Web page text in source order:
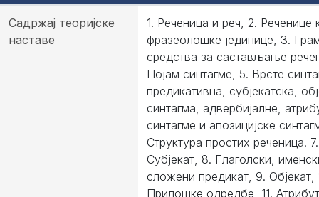
Садржај теоријске
наставе
1. Реченица и реч, 2. Реченице
фразеолошке јединице, 3.
средства за састављање
Појам синтагме, 5. Врсте
предикативна, субјекатска,
синтагма, адвербијалне,
синтагме и апозицијске
Структура простих реченица. 7.
Субјекат, 8. Глаголски,
сложени предикат, 9. Објекат,
Прилошке одредбе, 11.